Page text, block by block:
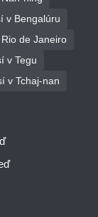
Bengalúru
de Janeiro
v Tegu
Tchaj-nan